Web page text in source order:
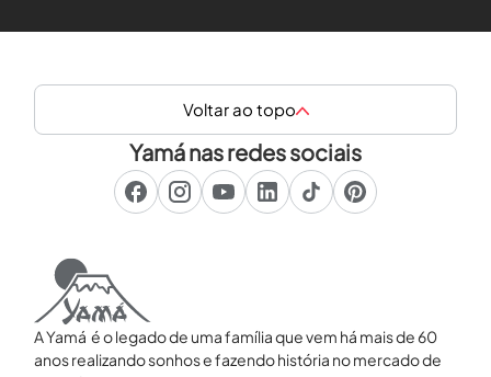
Voltar ao topo
Yamá nas redes sociais
A Yamá é o legado de uma família que vem há mais de 60
anos realizando sonhos e fazendo história no mercado de